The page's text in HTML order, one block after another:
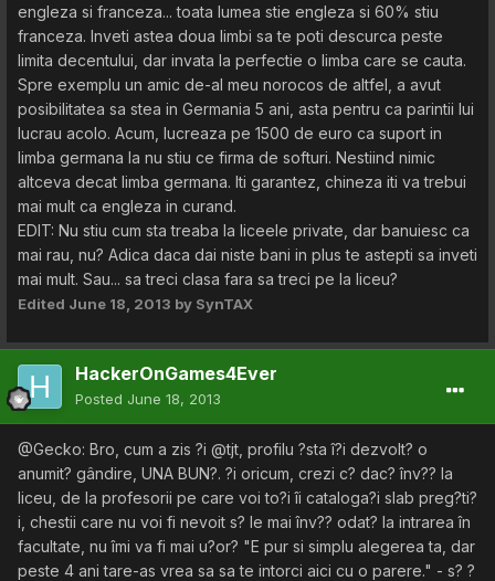
engleza si franceza... toata lumea stie engleza si 60% stiu
franceza. Inveti astea doua limbi sa te poti descurca peste
limita decentului, dar invata la perfectie o limba care se cauta.
Spre exemplu un amic de-al meu norocos de altfel, a avut
posibilitatea sa stea in Germania 5 ani, asta pentru ca parintii lui
lucrau acolo. Acum, lucreaza pe 1500 de euro ca suport in
limba germana la nu stiu ce firma de softuri. Nestiind nimic
altceva decat limba germana. Iti garantez, chineza iti va trebui
mai mult ca engleza in curand.
EDIT: Nu stiu cum sta treaba la liceele private, dar banuiesc ca
mai rau, nu? Adica daca dai niste bani in plus te astepti sa inveti
mai mult. Sau... sa treci clasa fara sa treci pe la liceu?
Edited June 18, 2013 by SynTAX
HackerOnGames4Ever
Posted June 18, 2013
@Gecko: Bro, cum a zis ?i @tjt, profilu ?sta î?i dezvolt? o
anumit? gândire, UNA BUN?. ?i oricum, crezi c? dac? înv?? la
liceu, de la profesorii pe care voi to?i îi cataloga?i slab preg?ti?
i, chestii care nu voi fi nevoit s? le mai înv?? odat? la intrarea în
facultate, nu îmi va fi mai u?or? "E pur si simplu alegerea ta, dar
peste 4 ani tare-as vrea sa sa te intorci aici cu o parere." - s? ?